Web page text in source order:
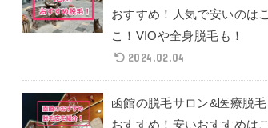
おすすめ！人気で安いのはこ
こ！VIOや全身脱毛も！
2024.02.04
函館の脱毛サロン&医療脱毛
おすすめ！安いおすすめはこ